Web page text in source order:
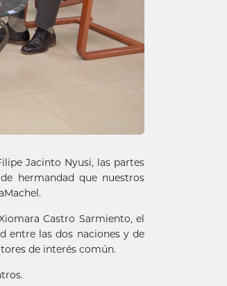
Jacinto Nyusi, las partes
hermandad que nuestros
Castro Sarmiento, el
entre las dos naciones y de
de interés común.